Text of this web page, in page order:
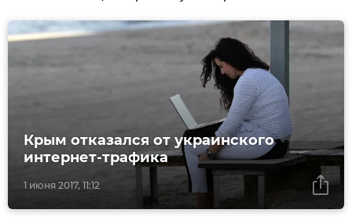
1 июня 2017, 11:12
Крым отказался от украинского
интернет-трафика